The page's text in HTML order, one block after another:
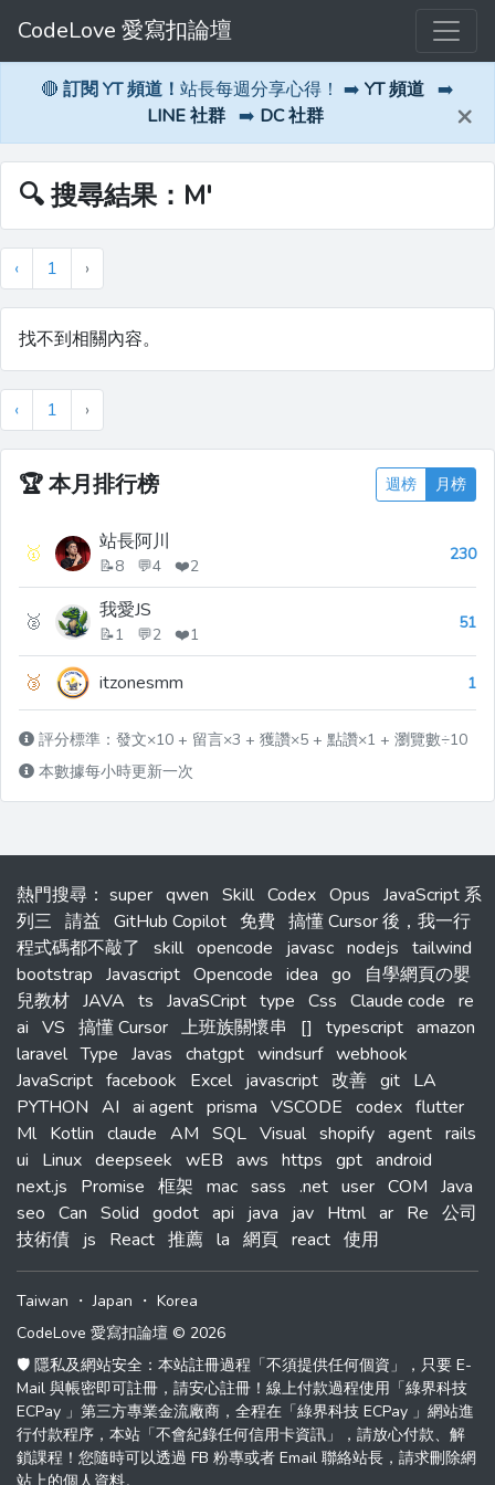
CodeLove 愛寫扣論壇
🔴 訂閱 YT 頻道！ 站長每週分享心得！ ➡️ YT 頻道 ➡️
LINE 社群 ➡️ DC 社群 ×
🔍 搜尋結果：M'
‹ 1 ›
找不到相關內容。
‹ 1 ›
🏆本月排行榜 週榜 月榜
🥇 站長阿川
📝8 💬4 ❤️2
230
🥈 我愛JS
📝1 💬2 ❤️1
51
🥉 itzonesmm 1
評分標準：發文×10 + 留言×3 + 獲讚×5 + 點讚×1 + 瀏覽數÷10
本數據每小時更新一次
熱門搜尋 ： super qwen Skill Codex Opus JavaScript 系
列三 請益 GitHub Copilot 免費 搞懂 Cursor 後，我一行
程式碼都不敲了
skill opencode javasc nodejs tailwind
bootstrap Javascript Opencode idea go
自學網頁の嬰
兒教材 JAVA ts JavaSCript type Css Claude code re
ai VS 搞懂 Cursor 上班族關懷串 [] typescript amazon
laravel Type Javas chatgpt windsurf webhook
JavaScript facebook Excel javascript 改善 git LA
PYTHON AI ai agent prisma VSCODE codex flutter
Ml Kotlin claude AM SQL Visual shopify agent rails
ui
Linux deepseek wEB aws https gpt android
next.js
Promise 框架 mac sass .net user COM Java
seo Can Solid godot api java jav Html ar Re 公司
技術債 js React 推薦 la 網頁 react 使用
Taiwan ・Japan ・ Korea
CodeLove 愛寫扣論壇 © 2026
🛡️ 隱私及網站安全：本站註冊過程「不須提供任何個資」，只要 E-
Mail 與帳密即可註冊，請安心註冊！線上付款過程使用「綠界科技
ECPay 」第三方專業金流廠商，全程在「綠界科技 ECPay 」網站進
行付款程序，本站「不會紀錄任何信用卡資訊」，請放心付款、解
鎖課程！您隨時可以透過 FB 粉專或者 Email 聯絡站長，請求刪除網